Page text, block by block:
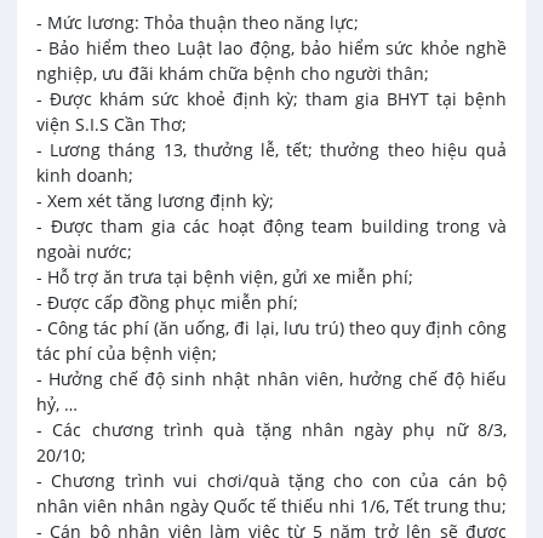
- Mức lương: Thỏa thuận theo năng lực;
- Bảo hiểm theo Luật lao động, bảo hiểm sức khỏe nghề
nghiệp, ưu đãi khám chữa bệnh cho người thân;
- Được khám sức khoẻ định kỳ; tham gia BHYT tại bệnh
viện S.I.S Cần Thơ;
- Lương tháng 13, thưởng lễ, tết; thưởng theo hiệu quả
kinh doanh;
- Xem xét tăng lương định kỳ;
- Được tham gia các hoạt động team building trong và
ngoài nước;
- Hỗ trợ ăn trưa tại bệnh viện, gửi xe miễn phí;
- Được cấp đồng phục miễn phí;
- Công tác phí (ăn uống, đi lại, lưu trú) theo quy định công
tác phí của bệnh viện;
- Hưởng chế độ sinh nhật nhân viên, hưởng chế độ hiếu
hỷ, …
- Các chương trình quà tặng nhân ngày phụ nữ 8/3,
20/10;
- Chương trình vui chơi/quà tặng cho con của cán bộ
nhân viên nhân ngày Quốc tế thiếu nhi 1/6, Tết trung thu;
- Cán bộ nhân viên làm việc từ 5 năm trở lên sẽ được